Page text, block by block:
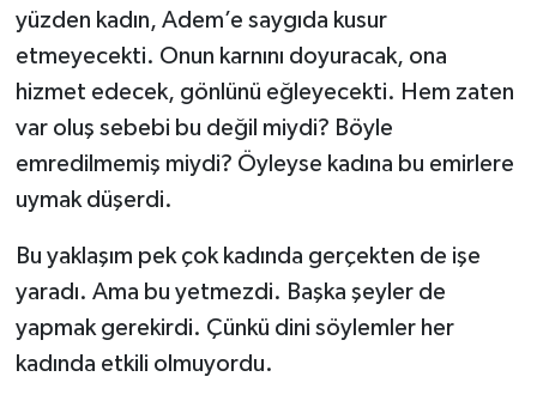
yüzden kadın, Adem’e saygıda kusur
etmeyecekti. Onun karnını doyuracak, ona
hizmet edecek, gönlünü eğleyecekti. Hem zaten
var oluş sebebi bu değil miydi? Böyle
emredilmemiş miydi? Öyleyse kadına bu emirlere
uymak düşerdi.
Bu yaklaşım pek çok kadında gerçekten de işe
yaradı. Ama bu yetmezdi. Başka şeyler de
yapmak gerekirdi. Çünkü dini söylemler her
kadında etkili olmuyordu.